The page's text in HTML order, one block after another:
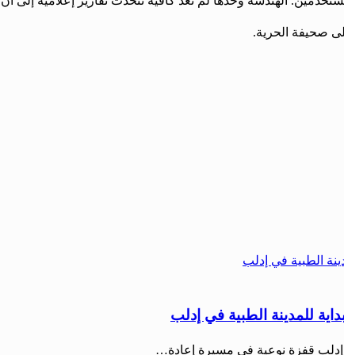
صحيفة الحرية.
للمدينة الطبية في إدلب
إدلب قفزة نوعية في مسيرة إعادة…